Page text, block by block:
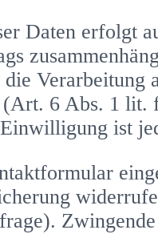
Daten erfolgt
Verarbeitung
(Art. 6 Abs. 1
ist